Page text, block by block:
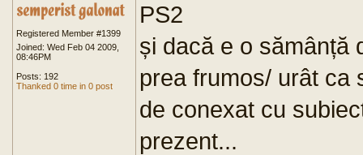
Registered Member #1399
Joined: Wed Feb 04 2009,
08:46PM
Posts: 192
Thanked 0 time in 0 post
PS2
și dacă e o sămânță
prea frumos/ urât ca
de conexat cu
prezent...